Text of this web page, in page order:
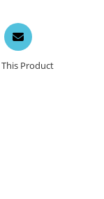
Opens
in
a
new
Product